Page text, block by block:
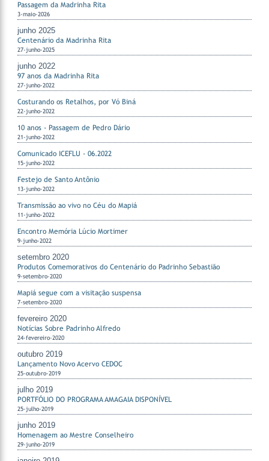
Passagem da Madrinha Rita
3-maio-2026
junho 2025
Centenário da Madrinha Rita
27-junho-2025
junho 2022
97 anos da Madrinha Rita
27-junho-2022
Costurando os Retalhos, por Vó Biná
22-junho-2022
10 anos - Passagem de Pedro Dário
21-junho-2022
Comunicado ICEFLU - 06.2022
15-junho-2022
Festejo de Santo Antônio
13-junho-2022
Transmissão ao vivo no Céu do Mapiá
11-junho-2022
Encontro Memória Lúcio Mortimer
9-junho-2022
setembro 2020
Produtos Comemorativos do Centenário do Padrinho Sebastião
9-setembro-2020
Mapiá segue com a visitação suspensa
7-setembro-2020
fevereiro 2020
Notícias Sobre Padrinho Alfredo
24-fevereiro-2020
outubro 2019
Lançamento Novo Acervo CEDOC
25-outubro-2019
julho 2019
PORTFÓLIO DO PROGRAMA AMAGAIA DISPONÍVEL
25-julho-2019
junho 2019
Homenagem ao Mestre Conselheiro
29-junho-2019